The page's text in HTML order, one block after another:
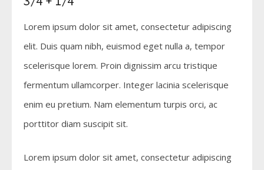
Lorem ipsum dolor sit amet, consectetur adipiscing
elit. Duis quam nibh, euismod eget nulla a, tempor
scelerisque lorem. Proin dignissim arcu tristique
fermentum ullamcorper. Integer lacinia scelerisque
enim eu pretium. Nam elementum turpis orci, ac
porttitor diam suscipit sit.
Lorem ipsum dolor sit amet, consectetur adipiscing